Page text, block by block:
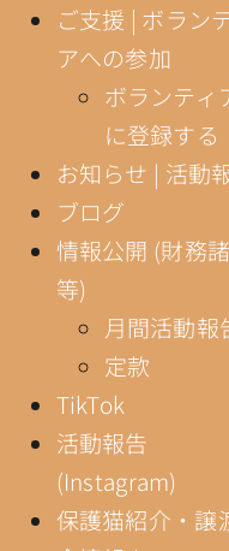
ご支援 | ボラン
アへの参加
ボランティ
に登録する
お知らせ | 活動
ブログ
情報公開 (財務
等)
月間活動報
定款
TikTok
活動報告
(Instagram)
保護猫紹介・譲